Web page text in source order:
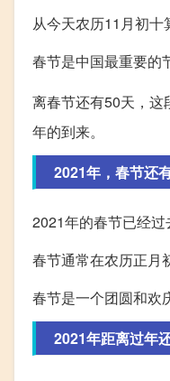
从今天农历11月初十
春节是中国最重要的
离春节还有50天，这
年的到来。
2021年，春节还
2021年的春节已经过
春节通常在农历正月
春节是一个团圆和欢
2021年距离过年